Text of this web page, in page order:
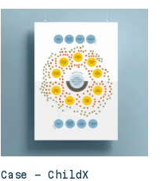
Case – ChildX